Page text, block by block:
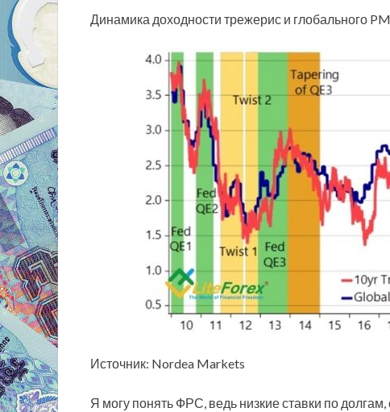
Динамика доходности трежерис и глобального
Источник: Nordea Markets
Я могу понять ФРС, ведь низкие ставки по